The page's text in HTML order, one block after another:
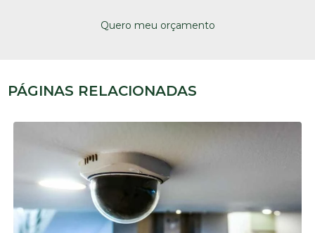
Quero meu orçamento
PÁGINAS RELACIONADAS